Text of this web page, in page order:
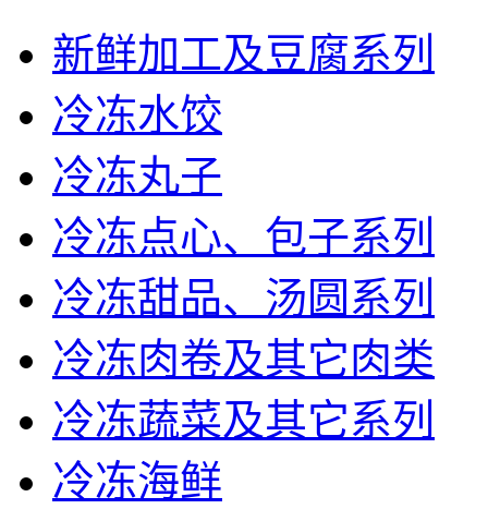
新鲜加工及豆腐系列
冷冻水饺
冷冻丸子
冷冻点心、包子系列
冷冻甜品、汤圆系列
冷冻肉卷及其它肉类
冷冻蔬菜及其它系列
冷冻海鲜